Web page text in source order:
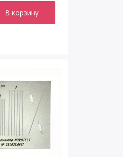
В корзину